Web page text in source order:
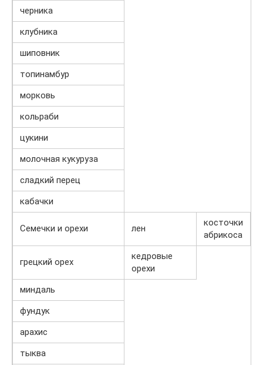
черника
клубника
шиповник
топинамбур
морковь
кольраби
цукини
молочная кукуруза
сладкий перец
кабачки
Семечки и орехи лен
косточки
абрикоса
грецкий орех
кедровые
орехи
миндаль
фундук
арахис
тыква